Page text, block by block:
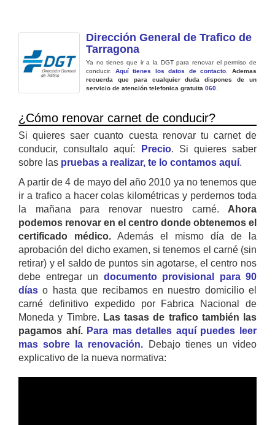
Dirección General de Trafico de
Tarragona
Ya no tienes que ir a la DGT para renovar el permiso de
conducir. Aquí tienes los datos de contacto .Ademas
recuerda que para cualquier duda dispones de un
servicio de atención telefonica gratuita 060
¿Cómo renovar carnet de conducir?
Si quieres saer cuanto cuesta renovar tu carnet de
conducir, consultalo aquí:
Precio. Si quieres saber
sobre las pruebas a realizar, te lo contamos aquí.
A partir de 4 de mayo del año 2010 ya no tenemos que
ir a trafico a hacer colas kilométricas y perdernos toda
la mañana para renovar nuestro carné. Ahora
podemos renovar en el centro donde obtenemos el
certificado médico. Además el mismo día de la
aprobación del dicho examen, si tenemos el carné (sin
retirar) y el saldo de puntos sin agotarse, el centro nos
debe entregar un documento provisional para 90
días o hasta que recibamos en nuestro domicilio el
carné definitivo expedido por Fabrica Nacional de
Moneda y Timbre. Las tasas de trafico también las
pagamos ahí. Para mas detalles aquí puedes leer
mas sobre la renovación. Debajo tienes un video
explicativo de la nueva normativa: